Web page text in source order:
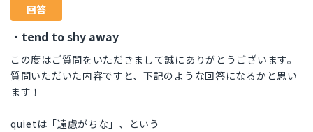
回答
・tend to shy away
この度はご質問をいただきまして誠にありがとうございます。
質問いただいた内容ですと、下記のような回答になるかと思い
ます！
quietは「遠慮がちな」、という